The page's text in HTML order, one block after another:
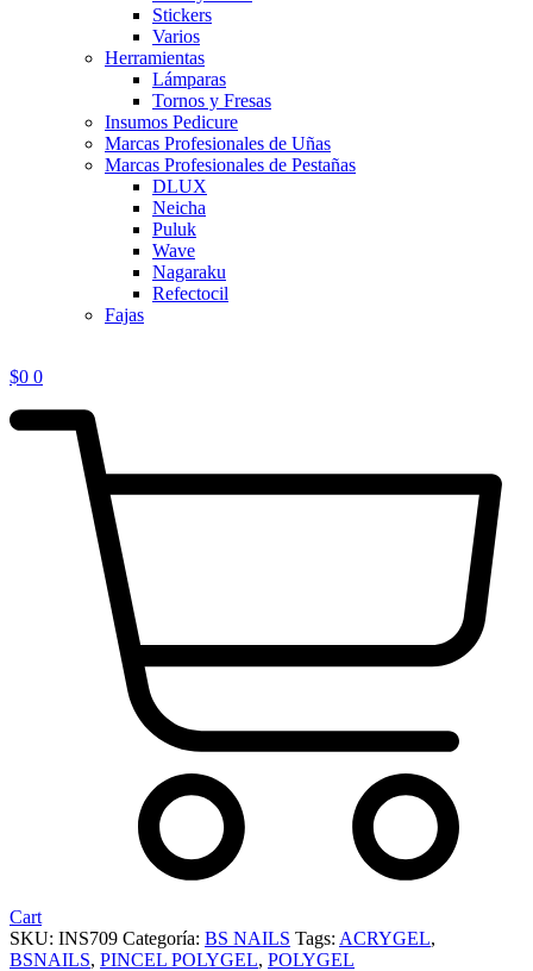
Stickers
Varios
Herramientas
Lámparas
Tornos y Fresas
Insumos Pedicure
Marcas Profesionales de Uñas
Marcas Profesionales de Pestañas
DLUX
Neicha
Puluk
Wave
Nagaraku
Refectocil
Fajas
$0 0
Cart
SKU: INS709 Categoría: BS NAILS Tags: ACRYGEL,
BSNAILS, PINCEL POLYGEL, POLYGEL